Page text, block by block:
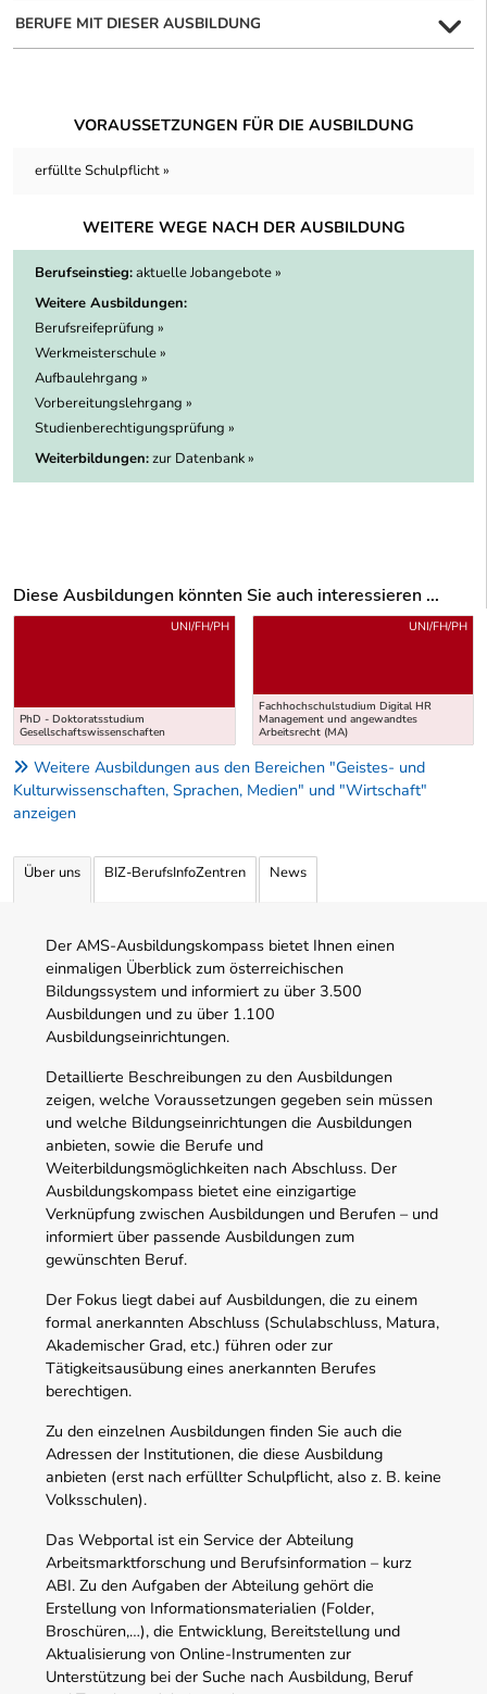
BERUFE MIT DIESER AUSBILDUNG
VORAUSSETZUNGEN FÜR DIE AUSBILDUNG
erfüllte Schulpflicht »
WEITERE WEGE NACH DER AUSBILDUNG
Berufseinstieg:aktuelle Jobangebote »
Weitere Ausbildungen:
Berufsreifeprüfung »
Werkmeisterschule »
Aufbaulehrgang »
Vorbereitungslehrgang »
Studienberechtigungsprüfung »
Weiterbildungen:zur Datenbank »
Diese Ausbildungen könnten Sie auch interessieren ...
Uber weitere Ausbildungsvorschläge
PhD - Doktoratsstudium
Gesellschaftswissenschaften
UNI/FH/PH
Fachhochschulstudium Digital HR
Management und angewandtes
Arbeitsrecht (MA)
UNI/FH/PH
Weitere Ausbildungen aus den Bereichen "Geistes- und
Kulturwissenschaften, Sprachen, Medien" und "Wirtschaft"
anzeigen
Über uns BIZ-BerufsInfoZentren News
Der AMS-Ausbildungskompass bietet Ihnen einen
einmaligen Überblick zum österreichischen
Bildungssystem und informiert zu über 3.500
Ausbildungen und zu über 1.100
Ausbildungseinrichtungen.
Detaillierte Beschreibungen zu den Ausbildungen
zeigen, welche Voraussetzungen gegeben sein müssen
und welche Bildungseinrichtungen die Ausbildungen
anbieten, sowie die Berufe und
Weiterbildungsmöglichkeiten nach Abschluss. Der
Ausbildungskompass bietet eine einzigartige
Verknüpfung zwischen Ausbildungen und Berufen – und
informiert über passende Ausbildungen zum
gewünschten Beruf.
Der Fokus liegt dabei auf Ausbildungen, die zu einem
formal anerkannten Abschluss (Schulabschluss, Matura,
Akademischer Grad, etc.) führen oder zur
Tätigkeitsausübung eines anerkannten Berufes
berechtigen.
Zu den einzelnen Ausbildungen finden Sie auch die
Adressen der Institutionen, die diese Ausbildung
anbieten (erst nach erfüllter Schulpflicht, also z. B. keine
Volksschulen).
Das Webportal ist ein Service der Abteilung
Arbeitsmarktforschung und Berufsinformation – kurz
ABI. Zu den Aufgaben der Abteilung gehört die
Erstellung von Informationsmaterialien (Folder,
Broschüren,…), die Entwicklung, Bereitstellung und
Aktualisierung von Online-Instrumenten zur
Unterstützung bei der Suche nach Ausbildung, Beruf